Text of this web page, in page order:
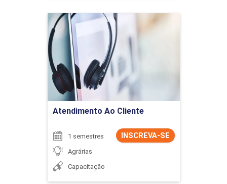
Atendimento Ao Cliente
INSCREVA-SE
1 semestres
Agrárias
Capacitação
Atendimento Ao Cliente
Detalhes do curso
Ir para Inscrição